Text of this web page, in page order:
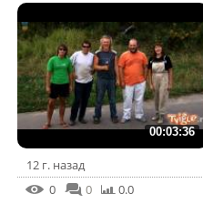
00:03:36
12 г. назад
0
0 0.0